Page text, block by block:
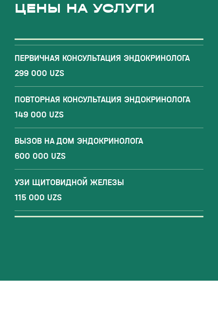
ЦЕНЫ НА УСЛУГИ
ПЕРВИЧНАЯ КОНСУЛЬТАЦИЯ ЭНДОКРИНОЛОГА
299 000 UZS
ПОВТОРНАЯ КОНСУЛЬТАЦИЯ ЭНДОКРИНОЛОГА
149 000 UZS
ВЫЗОВ НА ДОМ ЭНДОКРИНОЛОГА
600 000 UZS
УЗИ ЩИТОВИДНОЙ ЖЕЛЕЗЫ
115 000 UZS